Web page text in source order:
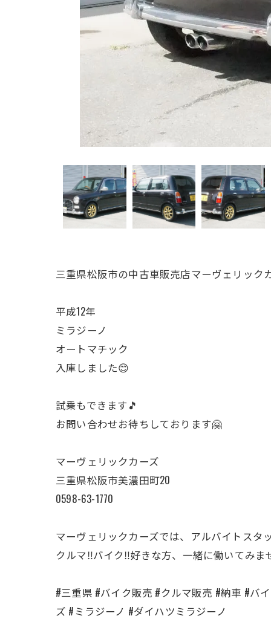
三重県松阪市の中古車販売店マーヴェリック
平成12年
ミラジーノ
オートマチック
入庫しました😊
試乗もできます🎵
お問い合わせお待ちしております🤗
マーヴェリックカーズ
三重県松阪市美濃田町20
0598-63-1770
マーヴェリックカーズでは、アルバイトスタ
クルマ‼️バイク‼️好きな方、一緒に働いてみま
#三重県 #バイク販売 #クルマ販売 #納車 #バ
ズ #ミラジーノ #ダイハツミラジーノ